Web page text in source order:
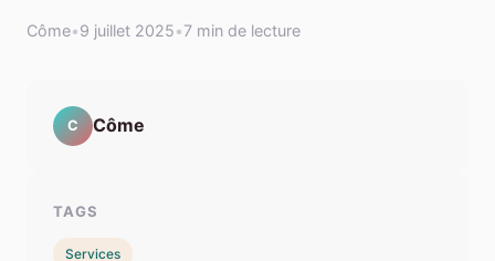
Côme•9 juillet 2025•7 min de lecture
C Côme
TAGS
Services